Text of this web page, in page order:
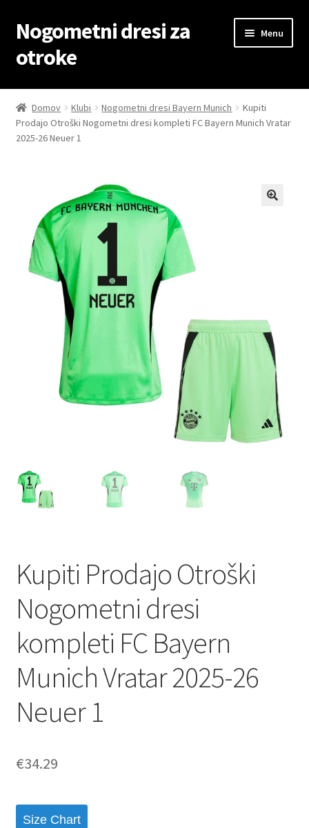
Skip
to
navigation
Skip
to
content
Nogometni dresi za
otroke
Menu
Domov
Blog
Moj račun
Trgovina
Zaključek nakupa
Domov Klubi Nogometni dresi Bayern Munich
Kupiti
Prodajo Otroški Nogometni dresi kompleti FC Bayern Munich Vratar
2025-26 Neuer 1
Kupiti Prodajo Otroški
Nogometni dresi
kompleti FC Bayern
Munich Vratar 2025-26
Neuer 1
€34.29
Size Chart